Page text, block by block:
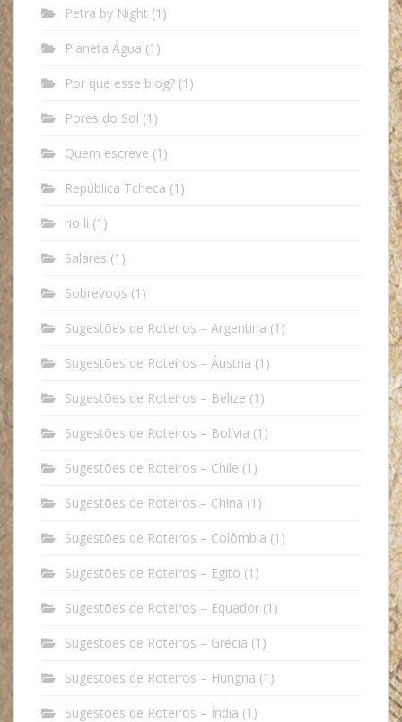
Petra by Night (1)
Planeta Água (1)
Por que esse blog? (1)
Pores do Sol (1)
Quem escreve (1)
República Tcheca (1)
rio li (1)
Salares (1)
Sobrevoos (1)
Sugestões de Roteiros – Argentina (1)
Sugestões de Roteiros – Áustria (1)
Sugestões de Roteiros – Belize (1)
Sugestões de Roteiros – Bolívia (1)
Sugestões de Roteiros – Chile (1)
Sugestões de Roteiros – China (1)
Sugestões de Roteiros – Colômbia (1)
Sugestões de Roteiros – Egito (1)
Sugestões de Roteiros – Equador (1)
Sugestões de Roteiros – Grécia (1)
Sugestões de Roteiros – Hungria (1)
Sugestões de Roteiros – Índia (1)